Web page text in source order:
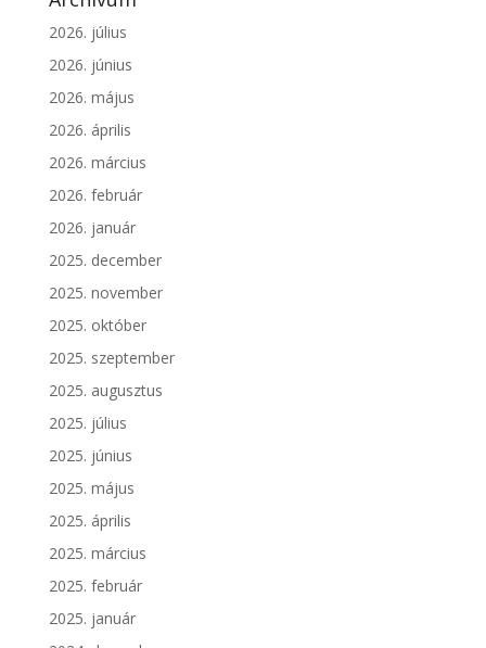
2026. július
2026. június
2026. május
2026. április
2026. március
2026. február
2026. január
2025. december
2025. november
2025. október
2025. szeptember
2025. augusztus
2025. július
2025. június
2025. május
2025. április
2025. március
2025. február
2025. január